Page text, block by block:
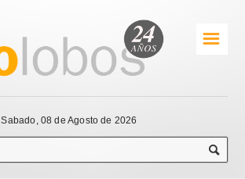
☰
Sabado, 08 de Agosto de 2026